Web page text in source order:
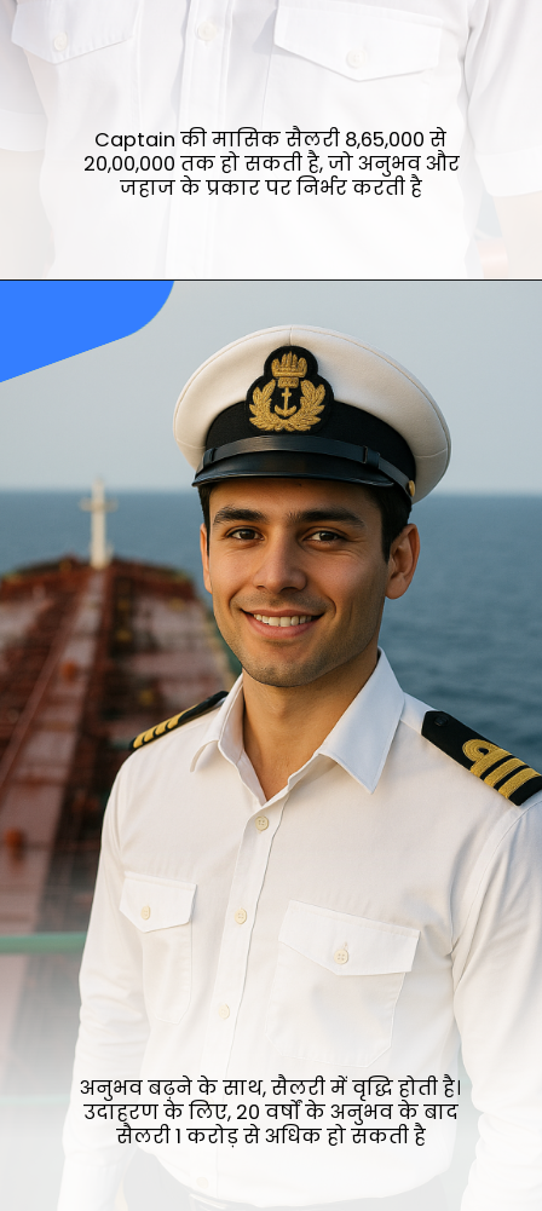
Captain की मासिक सैलरी ₹8,65,000 से
₹20,00,000 तक हो सकती है, जो अनुभव और
जहाज के प्रकार पर निर्भर करती है
अनुभव बढ़ने के साथ, सैलरी में वृद्धि होती है।
उदाहरण के लिए, 20 वर्षों के अनुभव के बाद
सैलरी ₹1 करोड़ से अधिक हो सकती है